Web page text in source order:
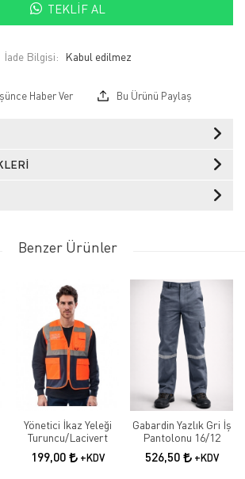
TEKLIF AL
İade Bilgisi:
Haber Ver Bu Ürünü Paylaş
Benzer Ürünler
Yönetici İkaz Yeleği
Turuncu/Lacivert
199,00 +KDV
Gabardin Yazlık Gri İş
Pantolonu 16/12
526,50 +KDV